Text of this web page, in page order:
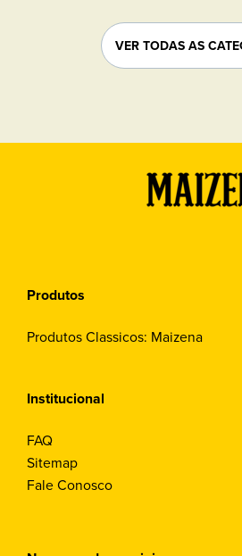
VER TODAS AS
Produtos
Produtos Classicos: Maizena
Institucional
FAQ
Sitemap
Fale Conosco